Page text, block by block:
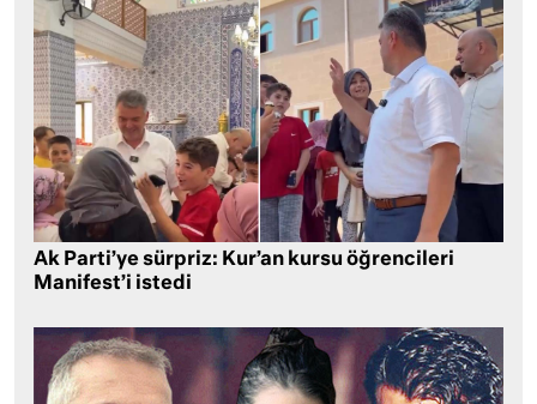
Ak Parti’ye sürpriz: Kur’an kursu öğrencileri
Manifest’i istedi